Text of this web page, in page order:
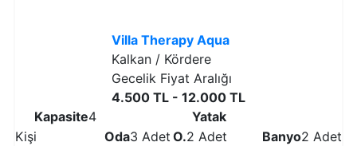
Villa Therapy Aqua
Kalkan / Kördere
Gecelik Fiyat Aralığı
4.500 TL - 12.000 TL
Kapasite4
Kişi
Oda3 Adet
Yatak
O.2 Adet Banyo2 Adet